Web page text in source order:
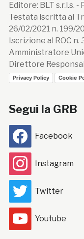
Editore: BLT s.r.l.s.
Testata iscritta al
26/02/2021 n. 199/
Iscrizione al ROC n.
Amministratore
Direttore
Privacy Policy Cookie
Segui la GRB
Facebook
Instagram
Twitter
Youtube